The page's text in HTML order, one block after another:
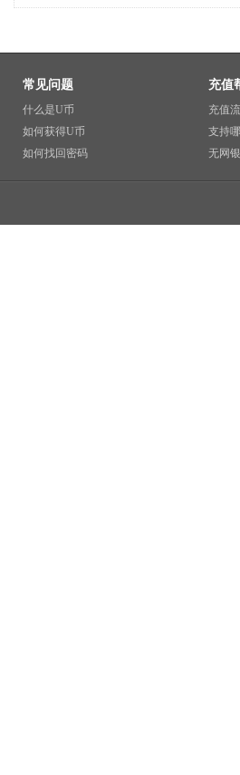
常见问题
什么是U币
如何获得U币
如何找回密码
充值
充值
支持
无网